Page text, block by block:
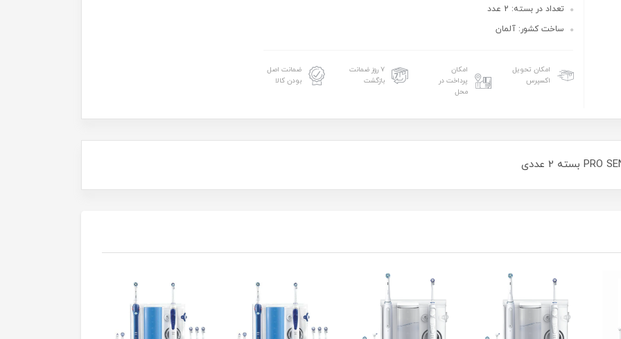
تعداد در بسته: 2 عدد
ساخت کشور: آلمان
امکان تحویل
اکسپرس
امکان
پرداخت در
محل
۷ روز ضمانت
بازگشت
ضمانت اصل
بودن کالا